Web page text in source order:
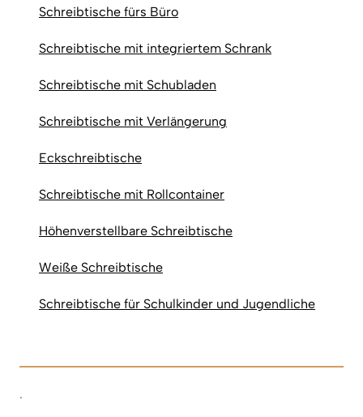
Schreibtische fürs Büro
Schreibtische mit integriertem Schrank
Schreibtische mit Schubladen
Schreibtische mit Verlängerung
Eckschreibtische
Schreibtische mit Rollcontainer
Höhenverstellbare Schreibtische
Weiße Schreibtische
Schreibtische für Schulkinder und Jugendliche
.